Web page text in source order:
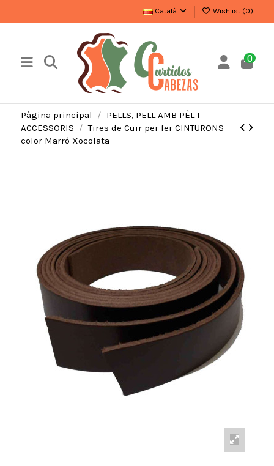
Català Wishlist (0)
0
Pàgina principal
PELLS, PELL AMB PÈL I
ACCESSORIS
Tires de Cuir per fer CINTURONS
color Marró Xocolata